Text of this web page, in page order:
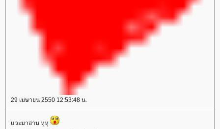
29 เมษายน 2550 12:53:48 น.
วะมาอ่าน หุหุ